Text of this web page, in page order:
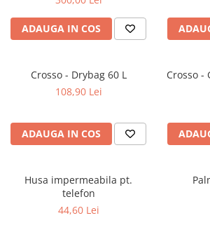
Veste de salvare
Padele și pagăi
Padele de tură și de mare
Padele de ape repezi
Costume neopren
Șosete, mănuși, căciuli neopren
Jachete impermeabile
ADAUGA IN COS
Crosso - Drybag 60 L
108,90 Lei
ADAUGA IN COS
Crosso -
Husa impermeabila pt.
telefon
44,60 Lei